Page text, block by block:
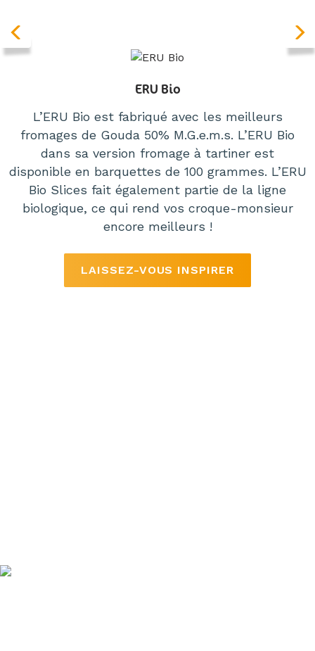
ERU Bio
L’ERU Bio est fabriqué avec les meilleurs
fromages de Gouda 50% M.G.e.m.s. L’ERU Bio
dans sa version fromage à tartiner est
disponible en barquettes de 100 grammes. L’ERU
Bio Slices fait également partie de la ligne
biologique, ce qui rend vos croque-monsieur
encore meilleurs !
LAISSEZ-VOUS INSPIRER